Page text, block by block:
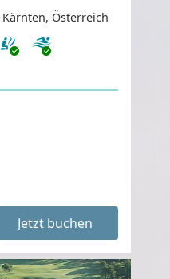
Österreich
Jetzt buchen